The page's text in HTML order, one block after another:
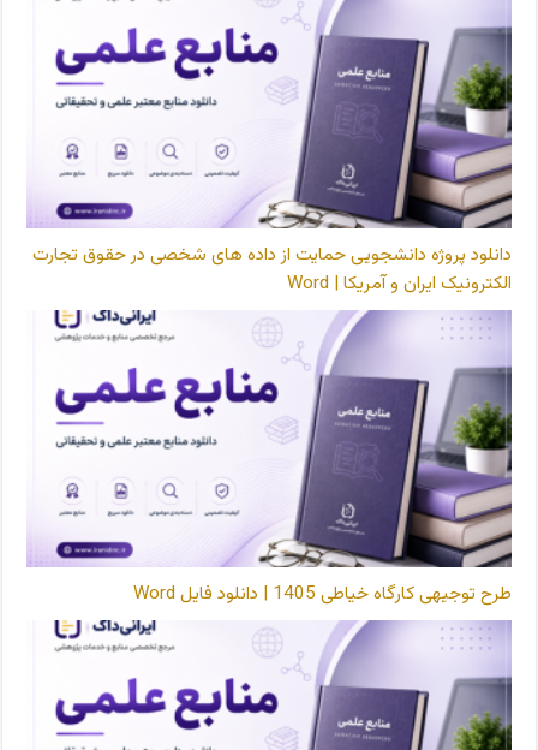
دانلود پروژه دانشجویی حمایت از داده های شخصی در حقوق تجارت
الکترونیک ایران و آمریکا | Word
طرح توجیهی کارگاه خیاطی 1405 | دانلود فایل Word